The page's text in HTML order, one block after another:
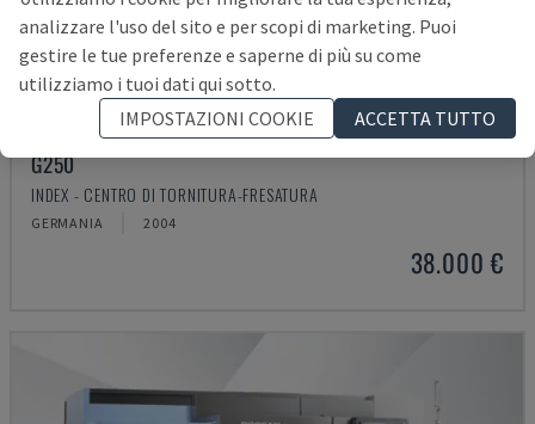
G250
INDEX - CENTRO DI TORNITURA-FRESATURA
GERMANIA 2004
38.000 €
analizzare l'uso del sito e per scopi di marketing. Puoi
gestire le tue preferenze e saperne di più su come
utilizziamo i tuoi dati qui sotto.
IMPOSTAZIONI COOKIE
ACCETTA TUTTO